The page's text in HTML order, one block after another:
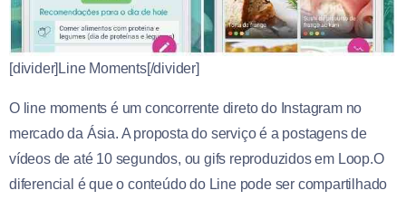
[divider]Line Moments[/divider]
O line moments é um concorrente direto do Instagram no
mercado da Ásia. A proposta do serviço é a postagens de
vídeos de até 10 segundos, ou gifs reproduzidos em Loop.O
diferencial é que o conteúdo do Line pode ser compartilhado